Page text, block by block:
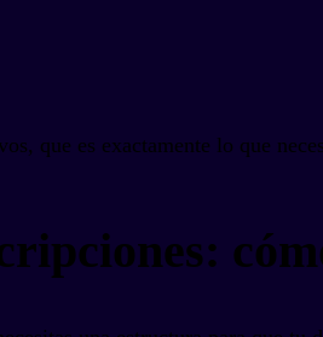
que es exactamente lo que